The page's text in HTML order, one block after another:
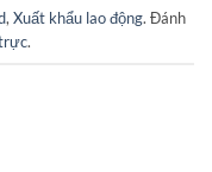
, Xuất khẩu lao động. Đánh
.